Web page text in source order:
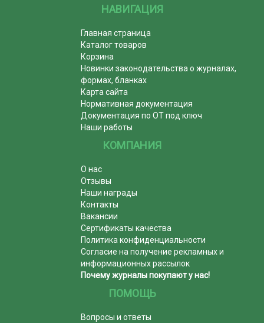
НАВИГАЦИЯ
Главная страница
Каталог товаров
Корзина
Новинки законодательства о журналах,
формах, бланках
Карта сайта
Нормативная документация
Документация по ОТ под ключ
Наши работы
КОМПАНИЯ
О нас
Отзывы
Наши награды
Контакты
Вакансии
Сертификаты качества
Политика конфиденциальности
Согласие на получение рекламных и
информационных рассылок
Почему журналы покупают у нас!
ПОМОЩЬ
Вопросы и ответы